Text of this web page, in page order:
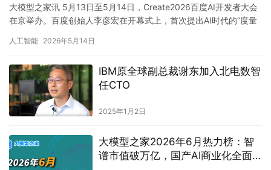
大模型之家讯 5月13日至5月14日，Create2026百度AI开发者大会
在京举办。百度创始人李彦宏在开幕式上，首次提出AI时代的“度量
人工智能 2026年5月14日
IBM原全球副总裁谢东加入北电数智
任CTO
2025年1月2日
大模型之家2026年6月热力榜：智
谱市值破万亿，国产AI商业化全面